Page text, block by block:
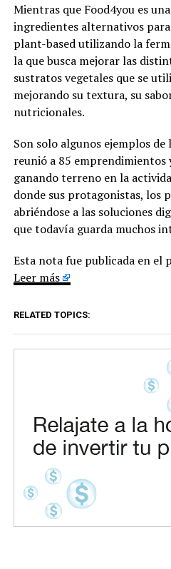
Mientras que Food4you es
ingredientes alternativos
plant-based utilizando la
la que busca mejorar las
sustratos vegetales que se
mejorando su textura, su
nutricionales.
Son solo algunos ejemplos de
reunió a 85 emprendimientos
ganando terreno en la
donde sus protagonistas, los
abriéndose a las soluciones
que todavía guarda muchos
Esta nota fue publicada en
Leer más
RELATED TOPICS: